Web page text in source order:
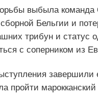
выбыла
Бельгии и
трибун и статус
с соперником из
пройти